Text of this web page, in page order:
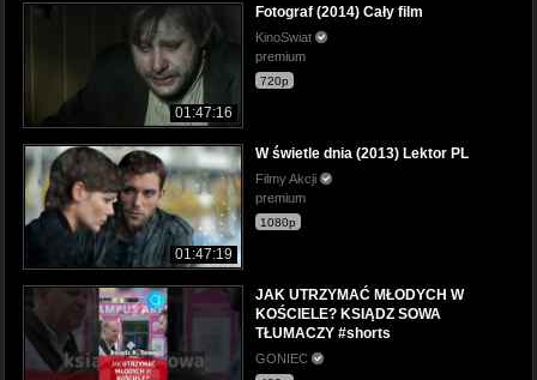
01:47:16
Fotograf (2014) Cały film
KinoSwiat
premium
720p
01:47:19
W świetle dnia (2013) Lektor PL
Filmy Akcji
premium
1080p
JAK UTRZYMAĆ MŁODYCH W
KOŚCIELE? KSIĄDZ SOWA
TŁUMACZY #shorts
GONIEC